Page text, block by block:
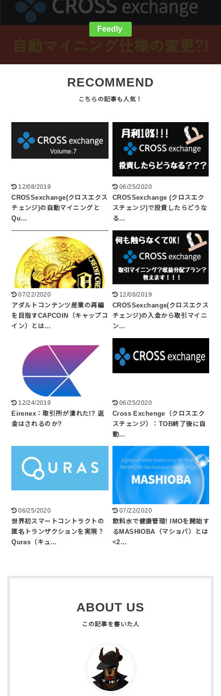
Feedly
RECOMMEND
12/08/2019
CROSSexchange(クロスエクス
チェンジ)の自動マイニングと
Qu…
06/25/2020
CROSSexchange (クロスエク
スチェンジ)で投資したらどうな
る…
07/22/2020
アダルトコンテンツ産業の再編
を目指すCAPCOIN（キャップコ
イン）とは…
12/08/2019
CROSSexchange(クロスエクス
チェンジ)の入金から取引マイニ
ン…
12/24/2019
Eirenex：取引所が潰れた!? 返
金はされるのか?
06/25/2020
Cross Exchenge（クロスエク
スチェンジ）：TOB終了後に自
動…
06/25/2020
世界初スマートコントラクトの
匿名トランザクションを実現？
Quras（キュ…
07/22/2020
飲料水で健康管理! IMOを開始す
るMASHIOBA（マショバ）とは
<2…
ABOUT US